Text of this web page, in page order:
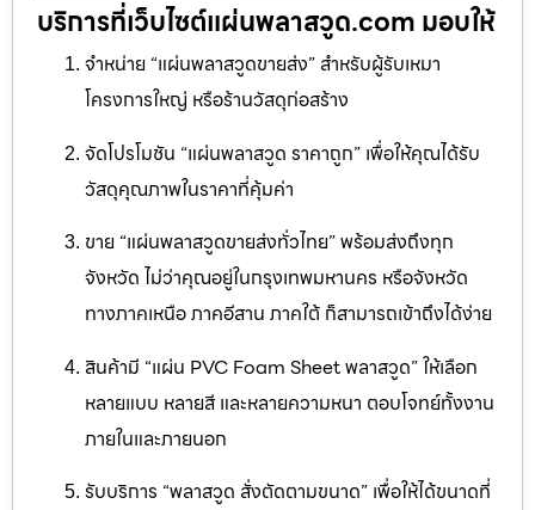
บริการที่เว็บไซต์แผ่นพลาสวูด.com มอบให้
จำหน่าย “แผ่นพลาสวูดขายส่ง” สำหรับผู้รับเหมา
โครงการใหญ่ หรือร้านวัสดุก่อสร้าง
จัดโปรโมชัน “แผ่นพลาสวูด ราคาถูก” เพื่อให้คุณได้รับ
วัสดุคุณภาพในราคาที่คุ้มค่า
ขาย “แผ่นพลาสวูดขายส่งทั่วไทย” พร้อมส่งถึงทุก
จังหวัด ไม่ว่าคุณอยู่ในกรุงเทพมหานคร หรือจังหวัด
ทางภาคเหนือ ภาคอีสาน ภาคใต้ ก็สามารถเข้าถึงได้ง่าย
สินค้ามี “แผ่น PVC Foam Sheet พลาสวูด” ให้เลือก
หลายแบบ หลายสี และหลายความหนา ตอบโจทย์ทั้งงาน
ภายในและภายนอก
รับบริการ “พลาสวูด สั่งตัดตามขนาด” เพื่อให้ได้ขนาดที่